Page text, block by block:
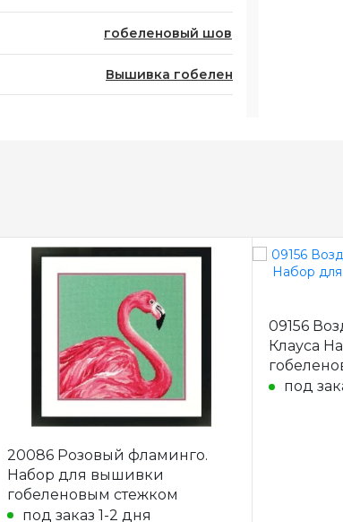
гобеленовый шов
Вышивка гобелен
20086 Розовый фламинго.
Набор для вышивки
гобеленовым стежком
под заказ 1-2 дня
09156
Клауса
под